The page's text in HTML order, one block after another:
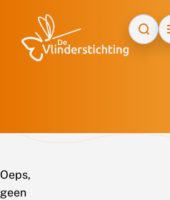
Oeps,
geen